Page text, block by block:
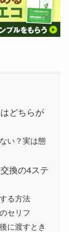
どちらが
い？実は態
換の4ステ
る方法
セリフ
に渡すとき